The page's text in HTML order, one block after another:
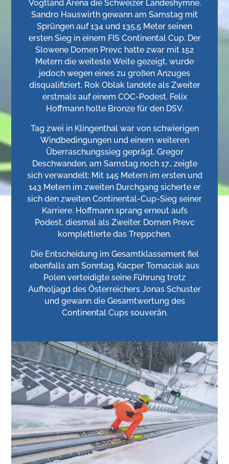
Vogtland Arena die Schweizer Landeshymne.
Sandro Hauswirth gewann am Samstag mit
Sprüngen auf 134 und 135,5 Meter seinen
ersten Sieg in einem FIS Continental Cup. Der
Slowene Domen Prevc hatte zwar mit 152
Metern die weiteste Weite gezeigt, wurde
jedoch wegen eines zu großen Anzuges
disqualifiziert. Rok Oblak landete als Zweiter
erstmals auf einem COC-Podest. Felix
Hoffmann holte Bronze für den DSV.
Tag zwei in Klingenthal war von schwierigen
Windbedingungen und einem weiteren
Überraschungssieg geprägt. Gregor
Deschwanden, am Samstag noch 17., zeigte
sich verwandelt: Mit 145 Metern im ersten und
143 Metern im zweiten Durchgang sicherte er
sich den zweiten Continental-Cup-Sieg seiner
Karriere. Hoffmann sprang erneut aufs
Podest, diesmal als Zweiter. Domen Prevc
komplettierte das Treppchen.
Die Entscheidung im Gesamtklassement fiel
ebenfalls am Sonntag. Kacper Tomaciak aus
Polen verteidigte seine Führung trotz
Aufholjagd des Österreichers Jonas Schuster
und gewann die Gesamtwertung des
Continental Cups souverän.